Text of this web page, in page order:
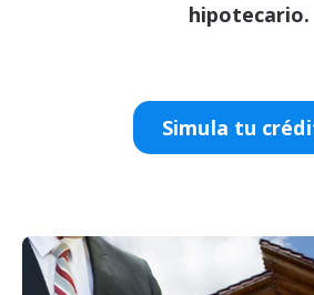
hipotecario.
Simula tu